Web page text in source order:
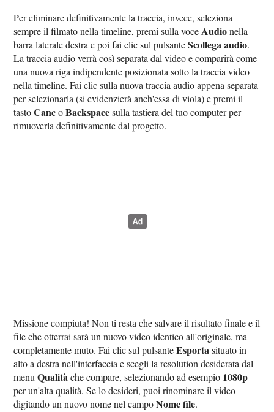
Per eliminare definitivamente la traccia, invece, seleziona
sempre il filmato nella timeline, premi sulla voce Audionella
barra laterale destra e poi fai clic sul pulsanteScollega audio.
La traccia audio verrà così separata dal video e comparirà come
una nuova riga indipendente posizionata sotto la traccia video
nella timeline. Fai clic sulla nuova traccia audio appena separata
per selezionarla (si evidenzierà anch'essa di viola) e premi il
tastoCancoBackspacesulla tastiera del tuo computer per
rimuoverla definitivamente dal progetto.
Missione compiuta! Non ti resta che salvare il risultato finale e il
file che otterrai sarà un nuovo video identico all'originale, ma
completamente muto. Fai clic sul pulsanteEsportasituato in
alto a destra nell'interfaccia e scegli la resolution desiderata dal
menuQualitàche compare, selezionando ad esempio 1080p
per un'alta qualità. Se lo desideri, puoi rinominare il video
digitando un nuovo nome nel campoNome file.